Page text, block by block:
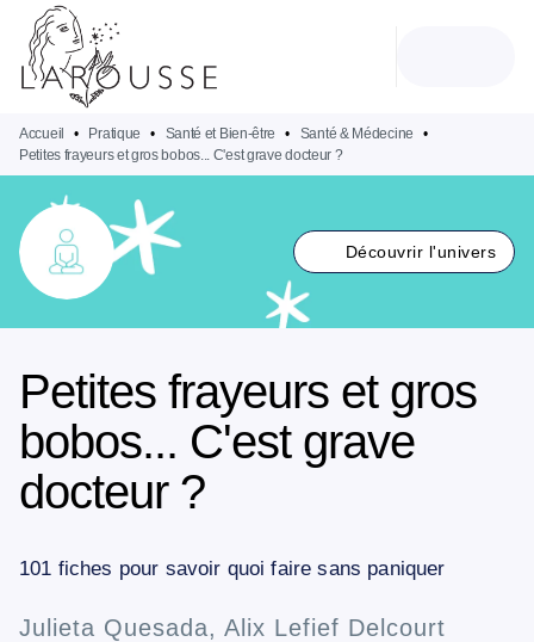
MENU
PIED DE PAGE
Accueil • Pratique • Santé et Bien-être • Santé & Médecine
•
Petites frayeurs et gros bobos... C'est grave docteur ?
Découvrir l'univers
Petites frayeurs et gros
bobos... C'est grave
docteur ?
101 fiches pour savoir quoi faire sans paniquer
Julieta Quesada, Alix Lefief Delcourt